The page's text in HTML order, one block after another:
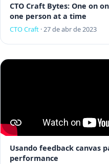
CTO Craft Bytes: One on
one person at a time
CTO Craft·27 de abr de 2023
Usando feedback canvas
performance